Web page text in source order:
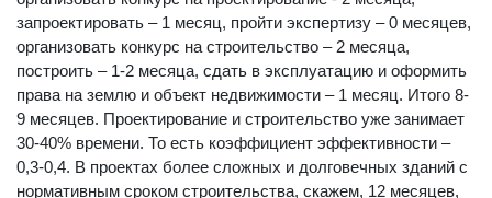
организовать конкурс на проектирование - 2 месяца,
запроектировать – 1 месяц, пройти экспертизу – 0 месяцев,
организовать конкурс на строительство – 2 месяца,
построить – 1-2 месяца, сдать в эксплуатацию и оформить
права на землю и объект недвижимости – 1 месяц. Итого 8-
9 месяцев. Проектирование и строительство уже занимает
30-40% времени. То есть коэффициент эффективности –
0,3-0,4. В проектах более сложных и долговечных зданий с